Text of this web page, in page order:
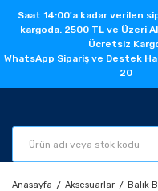
Saat 14:00'a kadar verilen
kargoda. 2500 TL ve Üzeri
Ücretsiz
WhatsApp Sipariş ve Destek
20
Anasayfa Aksesuarlar Balık